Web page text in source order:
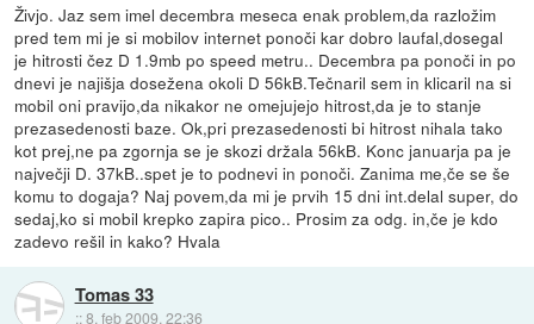
Živjo. Jaz sem imel decembra meseca enak problem,da razložim
pred tem mi je si mobilov internet ponoči kar dobro laufal,dosegal
je hitrosti čez D 1.9mb po speed metru.. Decembra pa ponoči in po
dnevi je najišja dosežena okoli D 56kB.Tečnaril sem in klicaril na si
mobil oni pravijo,da nikakor ne omejujejo hitrost,da je to stanje
prezasedenosti baze. Ok,pri prezasedenosti bi hitrost nihala tako
kot prej,ne pa zgornja se je skozi držala 56kB. Konc januarja pa je
največji D. 37kB..spet je to podnevi in ponoči. Zanima me,če se še
komu to dogaja? Naj povem,da mi je prvih 15 dni int.delal super, do
sedaj,ko si mobil krepko zapira pico.. Prosim za odg. in,če je kdo
zadevo rešil in kako? Hvala
Tomas 33
::8. feb 2009, 22:36